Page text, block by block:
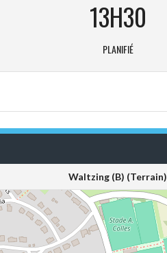
13H30
PLANIFIÉ
Waltzing (B) (Terrain)